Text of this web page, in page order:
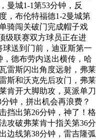
曼城1-1第53分钟，反
，布伦特福德1-2曼城第
骑闯关破门完成帽子戏
级联赛双方球员正在进
送到门前，迪亚斯第一
德布劳内送出横传，哈
雷斯闪出角度远射，弗莱
斯和沃克先后攻门，弗莱
肯开大脚助攻，莫派单刀
钟，拼出机会再浪费？
挡出第26分钟，神了！格
攻破弗莱肯十指关第36分
边线第38分钟，雷吉隆弧